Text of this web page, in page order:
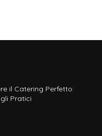
il Catering Perfetto:
Pratici